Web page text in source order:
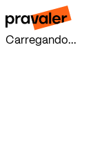
Carregando...